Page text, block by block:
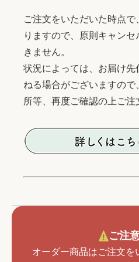
ご注文をいただいた時点
りますので、原則キャン
きません。
状況によっては、お届け
ねる場合がございますの
所等、再度ご確認の上ご注
ご注
オーダー商品はご注文を